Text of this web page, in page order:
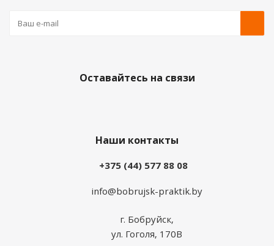
Оставайтесь на связи
Наши контакты
+375 (44) 577 88 08
info@bobrujsk-praktik.by
г. Бобруйск,
ул. Гоголя, 170В